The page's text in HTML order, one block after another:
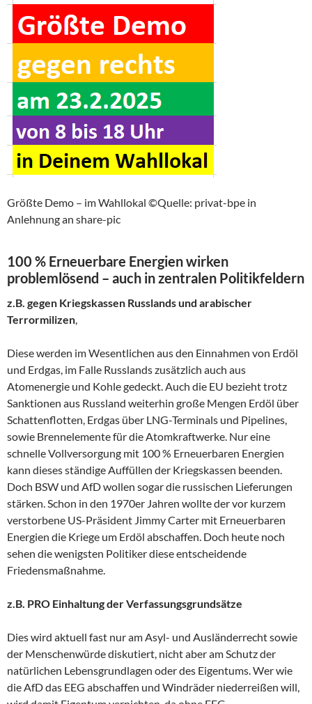
Größte Demo – im Wahllokal ©Quelle: privat-bpe in
Anlehnung an share-pic
100 % Erneuerbare Energien wirken
problemlösend – auch in zentralen Politikfeldern
z.B. gegen Kriegskassen Russlands und arabischer
Terrormilizen,
Diese werden im Wesentlichen aus den Einnahmen von Erdöl
und Erdgas, im Falle Russlands zusätzlich auch aus
Atomenergie und Kohle gedeckt. Auch die EU bezieht trotz
Sanktionen aus Russland weiterhin große Mengen Erdöl über
Schattenflotten, Erdgas über LNG-Terminals und Pipelines,
sowie Brennelemente für die Atomkraftwerke. Nur eine
schnelle Vollversorgung mit 100 % Erneuerbaren Energien
kann dieses ständige Auffüllen der Kriegskassen beenden.
Doch BSW und AfD wollen sogar die russischen Lieferungen
stärken. Schon in den 1970er Jahren wollte der vor kurzem
verstorbene US-Präsident Jimmy Carter mit Erneuerbaren
Energien die Kriege um Erdöl abschaffen. Doch heute noch
sehen die wenigsten Politiker diese entscheidende
Friedensmaßnahme.
z.B. PRO Einhaltung der Verfassungsgrundsätze
Dies wird aktuell fast nur am Asyl- und Ausländerrecht sowie
der Menschenwürde diskutiert, nicht aber am Schutz der
natürlichen Lebensgrundlagen oder des Eigentums. Wer wie
die AfD das EEG abschaffen und Windräder niederreißen will,